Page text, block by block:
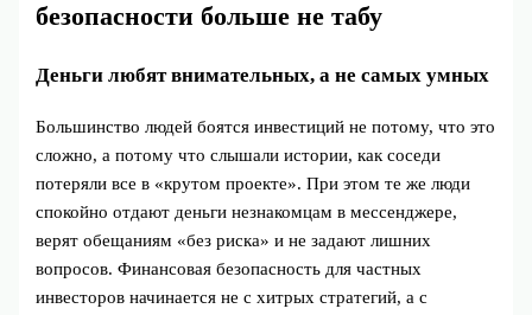
безопасности больше не табу
Деньги любят внимательных, а не самых умных
Большинство людей боятся инвестиций не потому, что это
сложно, а потому что слышали истории, как соседи
потеряли все в «крутом проекте». При этом те же люди
спокойно отдают деньги незнакомцам в мессенджере,
верят обещаниям «без риска» и не задают лишних
вопросов. Финансовая безопасность для частных
инвесторов начинается не с хитрых стратегий, а с